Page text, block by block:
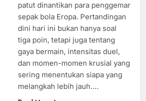
patut dinantikan para penggemar
sepak bola Eropa. Pertandingan
dini hari ini bukan hanya soal
tiga poin, tetapi juga tentang
gaya bermain, intensitas duel,
dan momen-momen krusial yang
sering menentukan siapa yang
melangkah lebih jauh….